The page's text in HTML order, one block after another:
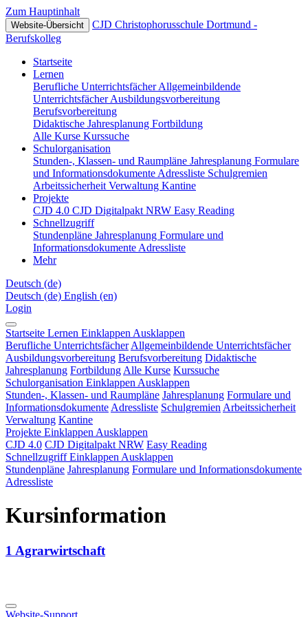
Zum Hauptinhalt
Website-Übersicht
CJD Christophorusschule Dortmund -
Berufskolleg
Startseite
Lernen
Berufliche UnterrichtsfächerAllgemeinbildende
UnterrichtsfächerAusbildungsvorbereitung
Berufsvorbereitung
Didaktische Jahresplanung Fortbildung
Alle Kurse Kurssuche
Schulorganisation
Stunden-, Klassen- und Raumpläne Jahresplanung Formulare
und Informationsdokumente Adressliste Schulgremien
Arbeitssicherheit Verwaltung Kantine
Projekte
CJD 4.0 CJD Digitalpakt NRW Easy Reading
Schnellzugriff
Stundenpläne Jahresplanung Formulare und
Informationsdokumente Adressliste
Mehr
Deutsch ‎(de)‎
Deutsch ‎(de)‎ English ‎(en)‎
Login
Startseite Lernen Einklappen Ausklappen
Berufliche Unterrichtsfächer Allgemeinbildende Unterrichtsfächer
Ausbildungsvorbereitung Berufsvorbereitung Didaktische
Jahresplanung Fortbildung Alle Kurse Kurssuche
Schulorganisation Einklappen Ausklappen
Stunden-, Klassen- und Raumpläne Jahresplanung Formulare und
Informationsdokumente Adressliste Schulgremien Arbeitssicherheit
Verwaltung Kantine
Projekte Einklappen Ausklappen
CJD 4.0 CJD Digitalpakt NRW Easy Reading
SchnellzugriffEinklappen Ausklappen
Stundenpläne Jahresplanung Formulare und Informationsdokumente
Adressliste
Kursinformation
1 Agrarwirtschaft
Website-Support